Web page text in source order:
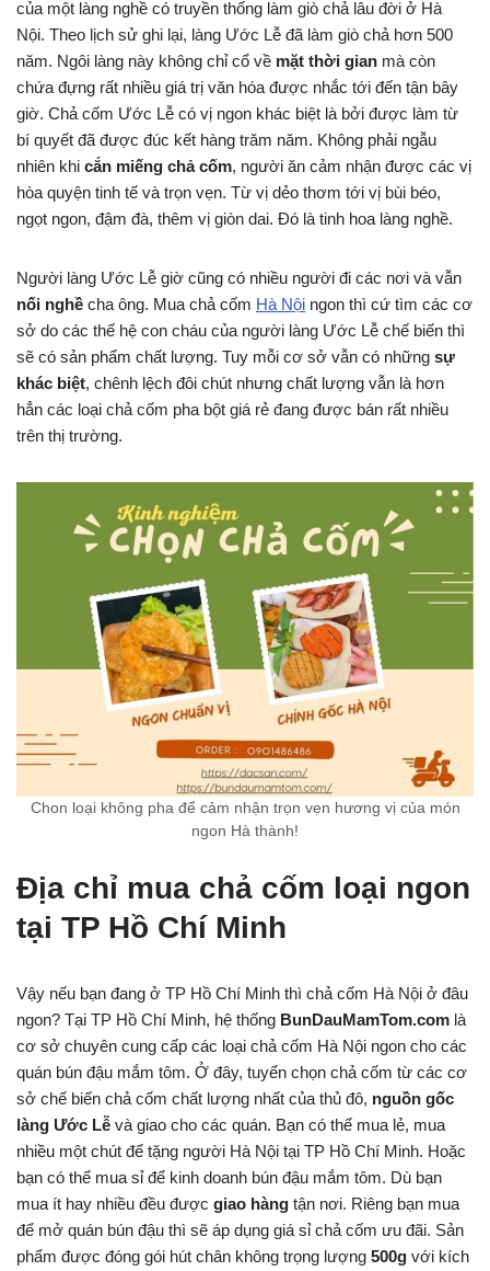
của một làng nghề có truyền thống làm giò chả lâu đời ở Hà
Nội. Theo lịch sử ghi lại, làng Ước Lễ đã làm giò chả hơn 500
năm. Ngôi làng này không chỉ cổ về mặt thời gian mà còn
chứa đựng rất nhiều giá trị văn hóa được nhắc tới đến tận bây
giờ. Chả cốm Ước Lễ có vị ngon khác biệt là bởi được làm từ
bí quyết đã được đúc kết hàng trăm năm. Không phải ngẫu
nhiên khi cắn miếng chả cốm, người ăn cảm nhận được các vị
hòa quyện tinh tế và trọn vẹn. Từ vị dẻo thơm tới vị bùi béo,
ngọt ngon, đậm đà, thêm vị giòn dai. Đó là tinh hoa làng nghề.
Người làng Ước Lễ giờ cũng có nhiều người đi các nơi và vẫn
nối nghề cha ông. Mua chả cốm Hà Nội ngon thì cứ tìm các cơ
sở do các thế hệ con cháu của người làng Ước Lễ chế biến thì
sẽ có sản phẩm chất lượng. Tuy mỗi cơ sở vẫn có những sự
khác biệt, chênh lệch đôi chút nhưng chất lượng vẫn là hơn
hẳn các loại chả cốm pha bột giá rẻ đang được bán rất nhiều
trên thị trường.
Chon loại không pha để cảm nhận trọn vẹn hương vị của món
ngon Hà thành!
Địa chỉ mua chả cốm loại ngon
tại TP Hồ Chí Minh
Vậy nếu bạn đang ở TP Hồ Chí Minh thì chả cốm Hà Nội ở đâu
ngon? Tại TP Hồ Chí Minh, hệ thống BunDauMamTom.com là
cơ sở chuyên cung cấp các loại chả cốm Hà Nội ngon cho các
quán bún đậu mắm tôm. Ở đây, tuyển chọn chả cốm từ các cơ
sở chế biến chả cốm chất lượng nhất của thủ đô, nguồn gốc
làng Ước Lễ và giao cho các quán. Bạn có thể mua lẻ, mua
nhiều một chút để tặng người Hà Nội tại TP Hồ Chí Minh. Hoặc
bạn có thể mua sỉ để kinh doanh bún đậu mắm tôm. Dù bạn
mua ít hay nhiều đều được giao hàng tận nơi. Riêng bạn mua
để mở quán bún đậu thì sẽ áp dụng giá sỉ chả cốm ưu đãi. Sản
phẩm được đóng gói hút chân không trọng lượng 500g với kích